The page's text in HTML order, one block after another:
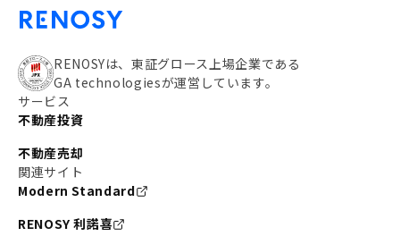
RENOSYは、東証グロース上場企業である
GA technologiesが運営しています。
サービス
不動産投資
不動産売却
関連サイト
Modern Standard
RENOSY 利諾喜